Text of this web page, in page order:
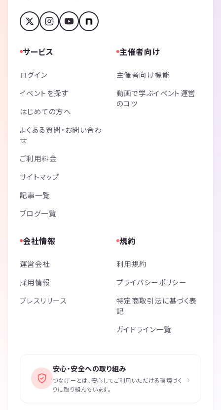
サービス
ログイン
イベントを探す
はじめての方へ
よくある質問・お問い合わ
せ
ご利用料金
サイトマップ
記事一覧
ブログ一覧
主催者向け
主催者向け機能
動画で学ぶイベント運営
のコツ
会社情報
運営会社
採用情報
プレスリリース
規約
利用規約
プライバシーポリシー
特定商取引法に基づく表
記
ガイドライン一覧
安心・安全への取り組み
つなげーとは、安心してご利用いただける環境づく
りに取り組んでいます。
›